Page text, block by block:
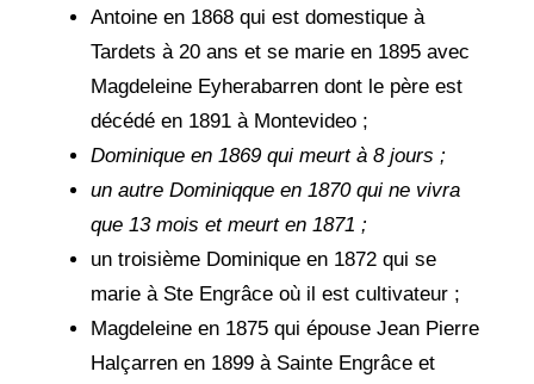
Antoine en 1868 qui est domestique à
Tardets à 20 ans et se marie en 1895 avec
Magdeleine Eyherabarren dont le père est
décédé en 1891 à Montevideo ;
Dominique en 1869 qui meurt à 8 jours ;
un autre Dominiqque en 1870 qui ne vivra
que 13 mois et meurt en 1871 ;
un troisième Dominique en 1872 qui se
marie à Ste Engrâce où il est cultivateur ;
Magdeleine en 1875 qui épouse Jean Pierre
Halçarren en 1899 à Sainte Engrâce et